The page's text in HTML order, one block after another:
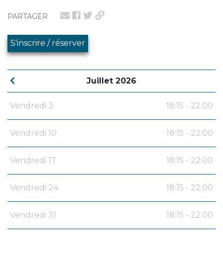
PARTAGER
S'inscrire / réserver
Juillet 2026
Vendredi 3 18:15 - 22:00
Vendredi 10 18:15 - 22:00
Vendredi 17 18:15 - 22:00
Vendredi 24 18:15 - 22:00
Vendredi 31 18:15 - 22:00